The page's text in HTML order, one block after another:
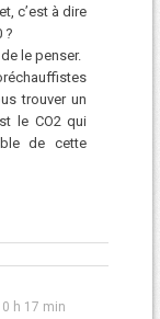
c’est à dire
?
le penser.
trouver un
le CO2 qui
de cette
h 17 min